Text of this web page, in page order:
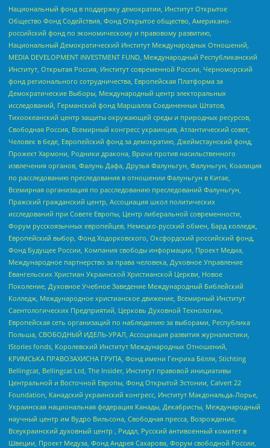
Национальный фонд в поддержку демократии, Институт Открытое
Общество Фонд Содействия, Фонд Открытое общество, Американо-
российский фонд по экономическому и правовому развитию,
Национальный Демократический Институт Международных Отношений,
MEDIA DEVELOPMENT INVESTMENT FUND, Международный Республиканский
Институт, Открытая Россия, Институт современной России, Черноморский
фонд регионального сотрудничества, Европейская Платформа за
Демократические Выборы, Международный центр электоральных
исследований, Германский фонд Маршалла Соединенных Штатов,
Тихоокеанский центр защиты окружающей среды и природных ресурсов,
Свободная Россия, Всемирный конгресс украинцев, Атлантический совет,
Человек в беде, Европейский фонд за демократию, Джеймстаунский фонд,
Прожект Хармони, Родники дракона, Врачи против насильственного
извлечения органов, Фалунь Дафа, Друзья Фалуньгун, Фалуньгун, Коалиция
по расследованию преследования в отношении Фалуньгун в Китае,
Всемирная организация по расследованию преследований Фалуньгун,
Пражский гражданский центр, Ассоциация школ политических
исследований при Совете Европы, Центр либеральной современности,
Форум русскоязычных европейцев, Немецко-русский обмен, Бард колледж,
Европейский выбор, Фонд Ходорковского, Оксфордский российский фонд,
Фонд Будущее России, Компания свободы информации, Проект Медиа,
Международное партнерство за права человека, Духовное Управление
Евангельских Христиан Украинской Христианской Церкви, Новое
Поколение, Духовное Учебное Заведение Международный Библейский
Колледж, Международное христианское движение, Всемирный Институт
Саентологических Предприятий, Церковь Духовной Технологии,
Европейская сеть организаций по наблюдению за выборами, Республика
Польша, СВОБОДНЫЙ ИДЕЛЬ-УРАЛ, Ассоциация развития журналистики,
IStories fonds, Королевский Институт Международных Отношений,
КРИМСЬКА ПРАВОЗАХИСНА ГРУПА, Фонд имени Генриха Бёлля, Stichting
Bellingcat, Bellingcat Ltd, The Insider, Институт правовой инициативы
Центральной и Восточной Европы, Фонд Открытой Эстонии, Calvert 22
Foundation, Канадский украинский конгресс, Институт Макдональда-Лорье,
Украинская национальная федерация Канады, Декабристы, Международный
научный центр им Вудро Вильсона, Свободная пресса, Возрождение,
Всеукраинский духовный центр , Риддл, Русский антивоенный комитет в
Швеции, Проект Медуза, Фонд Андрея Сахарова, Форум свободной России,